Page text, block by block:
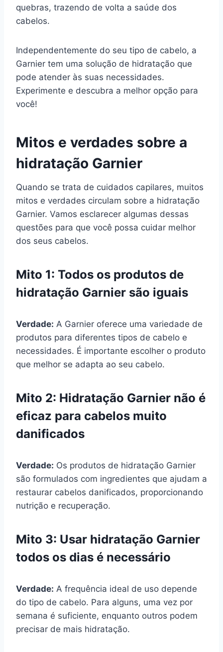
quebras, trazendo de volta a saúde dos
cabelos.
Independentemente do seu tipo de cabelo, a
Garnier tem uma solução de hidratação que
pode atender às suas necessidades.
Experimente e descubra a melhor opção para
você!
Mitos e verdades sobre a
hidratação Garnier
Quando se trata de cuidados capilares, muitos
mitos e verdades circulam sobre a hidratação
Garnier. Vamos esclarecer algumas dessas
questões para que você possa cuidar melhor
dos seus cabelos.
Mito 1: Todos os produtos de
hidratação Garnier são iguais
Verdade: A Garnier oferece uma variedade de
produtos para diferentes tipos de cabelo e
necessidades. É importante escolher o produto
que melhor se adapta ao seu cabelo.
Mito 2: Hidratação Garnier não é
eficaz para cabelos muito
danificados
Verdade: Os produtos de hidratação Garnier
são formulados com ingredientes que ajudam a
restaurar cabelos danificados, proporcionando
nutrição e recuperação.
Mito 3: Usar hidratação Garnier
todos os dias é necessário
Verdade: A frequência ideal de uso depende
do tipo de cabelo. Para alguns, uma vez por
semana é suficiente, enquanto outros podem
precisar de mais hidratação.